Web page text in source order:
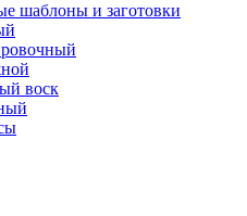
шаблоны и заготовки
воск